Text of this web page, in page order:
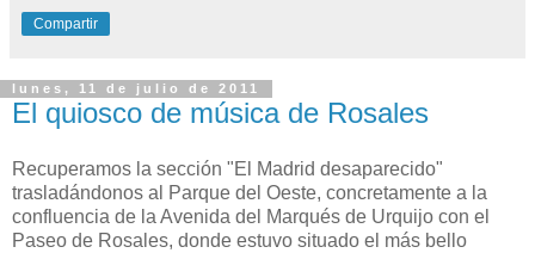
Compartir
lunes, 11 de julio de 2011
El quiosco de música de Rosales
Recuperamos la sección "El Madrid desaparecido"
trasladándonos al Parque del Oeste, concretamente a la
confluencia de la Avenida del Marqués de Urquijo con el
Paseo de Rosales, donde estuvo situado el más bello